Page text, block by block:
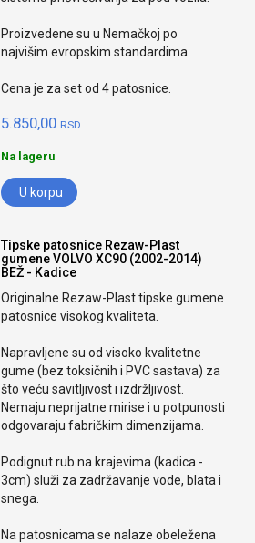
Proizvedene su u Nemačkoj po
najvišim evropskim standardima.
Cena je za set od 4 patosnice.
5.850,00 RSD.
Na lageru
U korpu
Tipske patosnice Rezaw-Plast
gumene VOLVO XC90 (2002-2014)
BEŽ - Kadice
Originalne Rezaw-Plast tipske gumene
patosnice visokog kvaliteta.
Napravljene su od visoko kvalitetne
gume (bez toksičnih i PVC sastava) za
što veću savitljivost i izdržljivost.
Nemaju neprijatne mirise i u potpunosti
odgovaraju fabričkim dimenzijama.
Podignut rub na krajevima (kadica -
3cm) služi za zadržavanje vode, blata i
snega.
Na patosnicama se nalaze obeležena